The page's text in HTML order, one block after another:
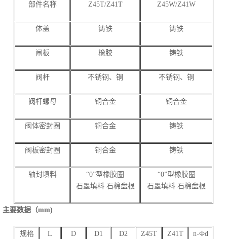
部件名称 Z45T/Z41T Z45W/Z41W
体盖 铸铁 铸铁
闸板 橡胶 铸铁
阀杆 不锈钢、铜 不锈钢、铜
阀杆螺母 铜合金 铜合金
阀体密封圈 铜合金 铸铁
阀板密封圈 铜合金 铸铁
轴封填料
“0”型橡胶圈
石墨填料 石棉盘根
“0”型橡胶圈
石墨填料 石棉盘根
主要数据（mm)
规格 L D D1 D2 Z45T Z41T n-Фd